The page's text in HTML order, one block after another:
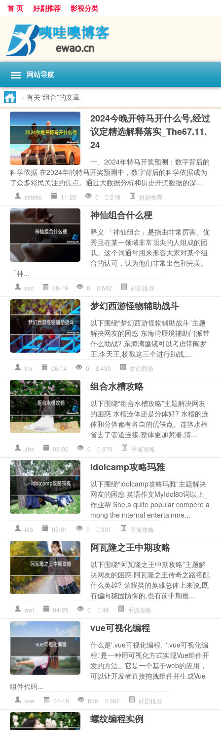
首 页 好剧推荐 影视分类
网站导航
> 有关“组合”的文章
2024今晚开特马开什么号,经过
议定精选解释落实_The67.11.
24
一、2024年特马开奖预测：数字背后的
科学依据 在2024年的特马开奖预测中，数字背后的科学依据成为
了众多彩民关注的焦点。通过大数据分析和历史开奖数据的深...
sslake 11-26 0 218 好剧推荐
神仙组合什么梗
释义 「神仙组合」是指由非常厉害、优
秀且在某一领域非常顶尖的人组成的团
队。这个词通常用来形容大家对某个组
合的认可，认为他们非常出色和完美。
「神...
sxz 08-19 0 642 好剧推荐
梦幻西游怪物辅助战斗
以下围绕“梦幻西游怪物辅助战斗”主题
解决网友的困惑 东海湾蜃境辅助门派带
什么助战? 东海湾蜃镜可以考虑带阎罗
王,李天王,杨戬这三个进行助战,...
lhx 06-14 0 430 梦幻西游
组合水槽攻略
以下围绕“组合水槽攻略”主题解决网友
的困惑 水槽连体还是分体好? 水槽的连
体和分体都有各自的优缺点。连体水槽
省去了管道连接,整体更加紧凑,清...
zhs 05-02 0 875 手游攻略
idolcamp攻略玛雅
以下围绕“idolcamp攻略玛雅”主题解决
网友的困惑 英语作文MyIdol80词以上_
作业帮 She,a quite popular compere a
mong the internal entertainme...
ido 05-01 0 901 手游攻略
阿瓦隆之王中期攻略
以下围绕“阿瓦隆之王中期攻略”主题解
决网友的困惑 阿瓦隆之王传奇之路搭配
什么英雄? 荣耀类的英雄总体上来说,既
有偏向稳固防御的,也有前中期最...
awl 04-29 0 46 手游攻略
vue可视化编程
什么是'.vue可视化编程.' '.vue可视化编
程.'是一种用可视化方式实现Vue组件开
发的方法。它是一个基于web的应用，
可以让开发者直接拖拽组件并生成Vue
组件代码...
vue 04-16 856 392 好剧推荐
螺纹编程实例